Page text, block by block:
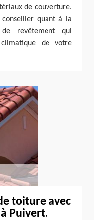
de couverture.
conseiller quant à la
revêtement qui
de votre
toiture avec
Puivert.